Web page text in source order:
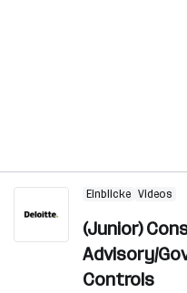
Einblicke Videos
(Junior)
Advisory/
Controls